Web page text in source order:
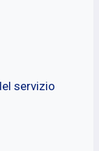
servizio